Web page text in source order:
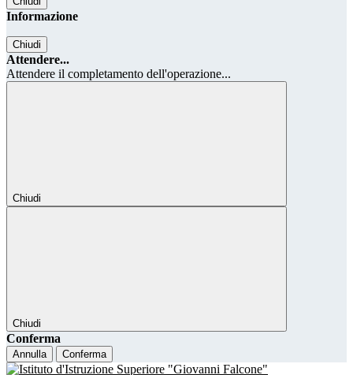
Informazione
Chiudi
Attendere...
Attendere il completamento dell'operazione...
Chiudi
Chiudi
Conferma
Annulla Conferma